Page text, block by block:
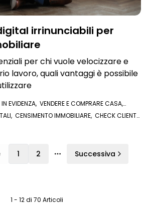
irrinunciabili per
per chi vuole velocizzare e
lavoro, quali vantaggi è possibile
IN EVIDENZA, VENDERE E COMPRARE CASA,
E DOCUMENTI ONLINE
, CENSIMENTO IMMOBILIARE, CHECK CLIENTE
1 2 Più pagine
Successiva
1 - 12 di 70 Articoli